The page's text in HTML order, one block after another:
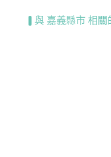
與 嘉義縣市 相關